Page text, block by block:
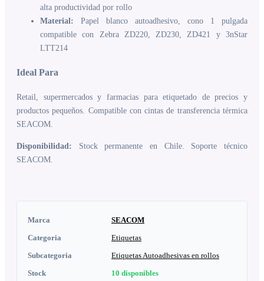
alta productividad por rollo
Material: Papel blanco autoadhesivo, cono 1 pulgada
compatible con Zebra ZD220, ZD230, ZD421 y 3nStar
LTT214
Ideal Para
Retail, supermercados y farmacias para etiquetado de precios y
productos pequeños. Compatible con cintas de transferencia térmica
SEACOM.
Disponibilidad: Stock permanente en Chile. Soporte técnico
SEACOM.
Marca
SEACOM
Categoria
Etiquetas
Subcategoria
Etiquetas Autoadhesivas en rollos
Stock
10 disponibles